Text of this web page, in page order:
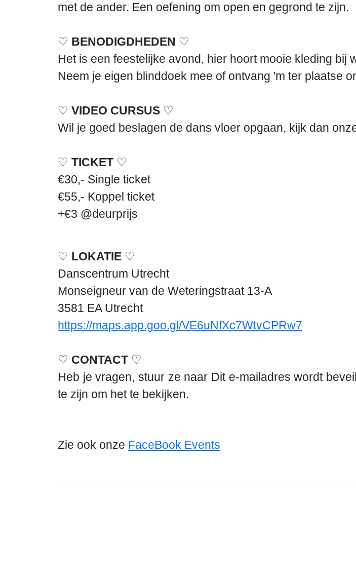
met de ander. Een oefening om open en gegrond te zijn.
♡ BENODIGDHEDEN ♡
Het is een feestelijke avond, hier hoort mooie kleding bij
Neem je eigen blinddoek mee of ontvang 'm ter plaatse
♡ VIDEO CURSUS ♡
Wil je goed beslagen de dans vloer opgaan, kijk dan
♡ TICKET ♡
€30,- Single ticket
€55,- Koppel ticket
+€3 @deurprijs
♡ LOKATIE ♡
Danscentrum Utrecht
Monseigneur van de Weteringstraat 13-A
3581 EA Utrecht
https://maps.app.goo.gl/VE6uNfXc7WtvCPRw7
♡ CONTACT ♡
Heb je vragen, stuur ze naar Dit e-mailadres wordt
te zijn om het te bekijken.
Zie ook onze FaceBook Events